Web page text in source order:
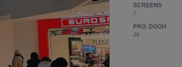
SCREENS
1
PRO. DOOH
Ja